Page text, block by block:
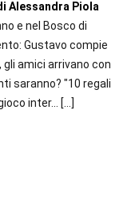
Alessandra Piola
e nel Bosco di
Gustavo compie
gli amici arrivano con
saranno? "10 regali
inter...
[…]